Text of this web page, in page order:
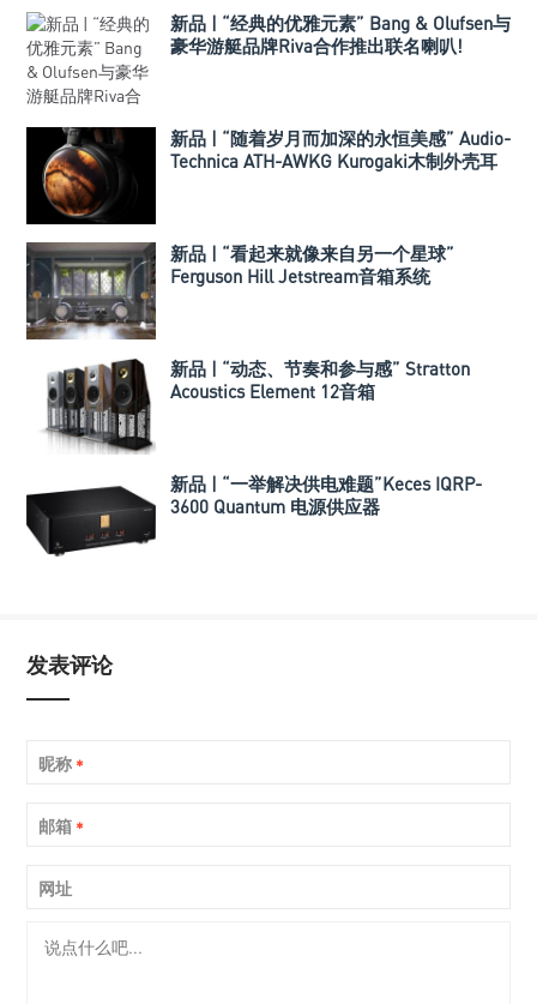
新品 | “经典的优雅元素” Bang & Olufsen与
豪华游艇品牌Riva合作推出联名喇叭!
新品 | “随着岁月而加深的永恒美感” Audio-
Technica ATH-AWKG Kurogaki木制外壳耳
新品 | “看起来就像来自另一个星球”
Ferguson Hill Jetstream音箱系统
新品 | “动态、节奏和参与感” Stratton
Acoustics Element 12音箱
新品 | “一举解决供电难题”Keces IQRP-
3600 Quantum 电源供应器
发表评论
昵称 *
邮箱 *
网址